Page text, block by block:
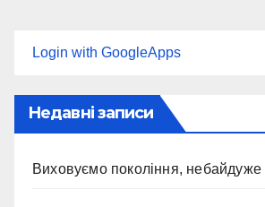
Login with GoogleApps
Недавні записи
Виховуємо покоління,